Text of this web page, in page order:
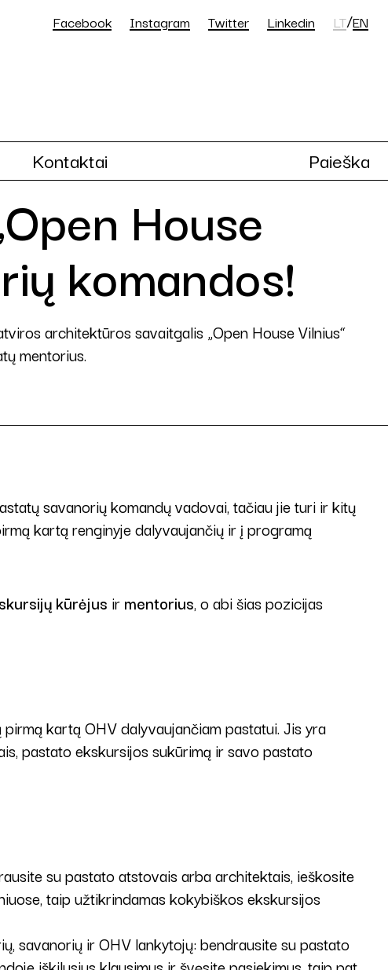
Facebook Instagram Twitter Linkedin LT/EN
Kontaktai Paieška
House
komandos!
architektūros savaitgalis „Open House Vilnius“
mentorius.
savanorių komandų vadovai, tačiau jie turi ir kitų
kartą renginyje dalyvaujančių ir į programą
kūrėjus irmentorius, o abi šias pozicijas
kartą OHV dalyvaujančiam pastatui. Jis yra
pastato ekskursijos sukūrimą ir savo pastato
su pastato atstovais arba architektais, ieškosite
taip užtikrindamas kokybiškos ekskursijos
savanorių ir OHV lankytojų: bendrausite su pastato